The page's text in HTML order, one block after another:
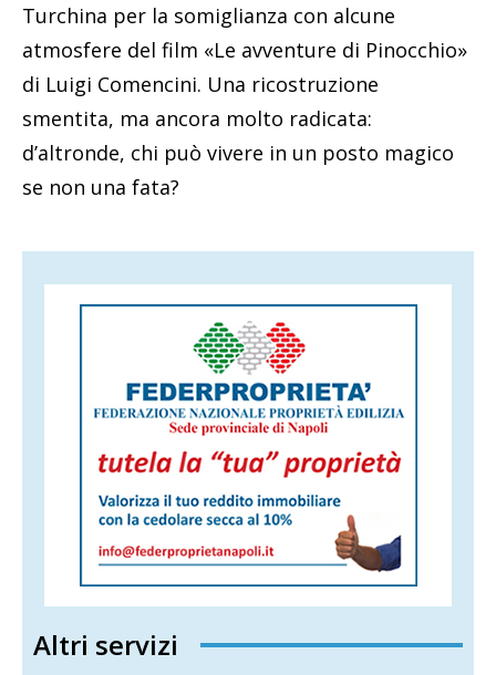
Turchina per la somiglianza con alcune
atmosfere del film «Le avventure di Pinocchio»
di Luigi Comencini. Una ricostruzione
smentita, ma ancora molto radicata:
d’altronde, chi può vivere in un posto magico
se non una fata?
Altri servizi